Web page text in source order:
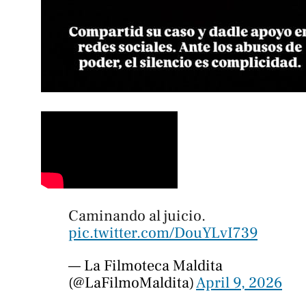
Caminando al juicio.
pic.twitter.com/DouYLvI739
— La Filmoteca Maldita
(@LaFilmoMaldita)April 9, 2026